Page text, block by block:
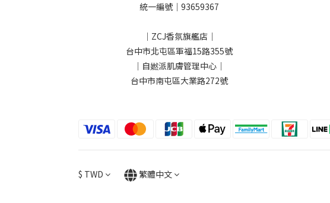
統一編號｜93659367
｜ZCJ香氛旗艦店｜
台中市北屯區軍福15路355號
｜自㜣派肌膚管理中心｜
台中市南屯區大業路272號
$ TWD 繁體中文